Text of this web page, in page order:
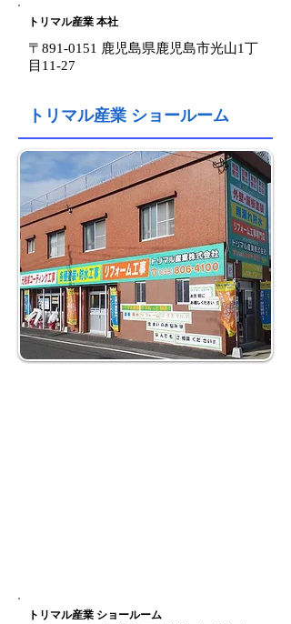
トリマル産業 本社
〒891-0151 鹿児島県鹿児島市光山1丁
目11-27
トリマル産業 ショールーム
トリマル産業 ショールーム